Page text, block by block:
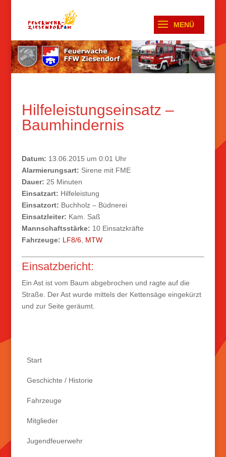
Hilfeleistungseinsatz –
Baumhindernis
Datum: 13.06.2015 um 0:01 Uhr
Alarmierungsart: Sirene mit FME
Dauer: 25 Minuten
Einsatzart: Hilfeleistung
Einsatzort: Buchholz – Büdnerei
Einsatzleiter: Kam. Saß
Mannschaftsstärke: 10 Einsatzkräfte
Fahrzeuge: LF8/6, MTW
Einsatzbericht:
Ein Ast ist vom Baum abgebrochen und ragte auf die
Straße. Der Ast wurde mittels der Kettensäge eingekürzt
und zur Seite geräumt.
Start
Geschichte / Historie
Fahrzeuge
Mitglieder
Jugendfeuerwehr